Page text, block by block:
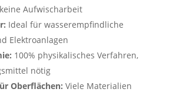
Aufwischarbeit
Ideal für wasserempfindliche
Elektroanlagen
100% physikalisches Verfahren,
nötig
Oberflächen: Viele Materialien